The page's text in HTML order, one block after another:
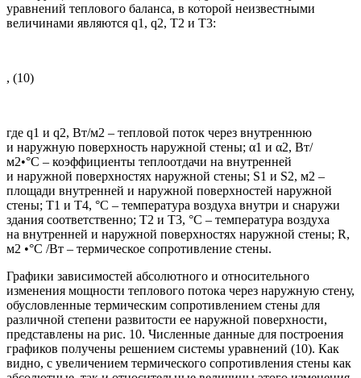
уравнений теплового баланса, в которой неизвестными
величинами являются q1, q2, T2 и T3:
, (10)
где q1 и q2, Вт/м2 – тепловой поток через внутреннюю
и наружную поверхность наружной стены; α1 и α2, Вт/
м2•°С – коэффициенты теплоотдачи на внутренней
и наружной поверхностях наружной стены; S1 и S2, м2 –
площади внутренней и наружной поверхностей наружной
стены; T1 и T4, °С – температура воздуха внутри и снаружи
здания соответственно; T2 и T3, °С – температура воздуха
на внутренней и наружной поверхностях наружной стены; R,
м2 •°С /Вт – термическое сопротивление стены.
Графики зависимостей абсолютного и относительного
изменения мощности теплового потока через наружную стену,
обусловленные термическим сопротивлением стены для
различной степени развитости ее наружной поверхности,
представлены на рис. 10. Численные данные для построения
графиков получены решением системы уравнений (10). Как
видно, с увеличением термического сопротивления стены как